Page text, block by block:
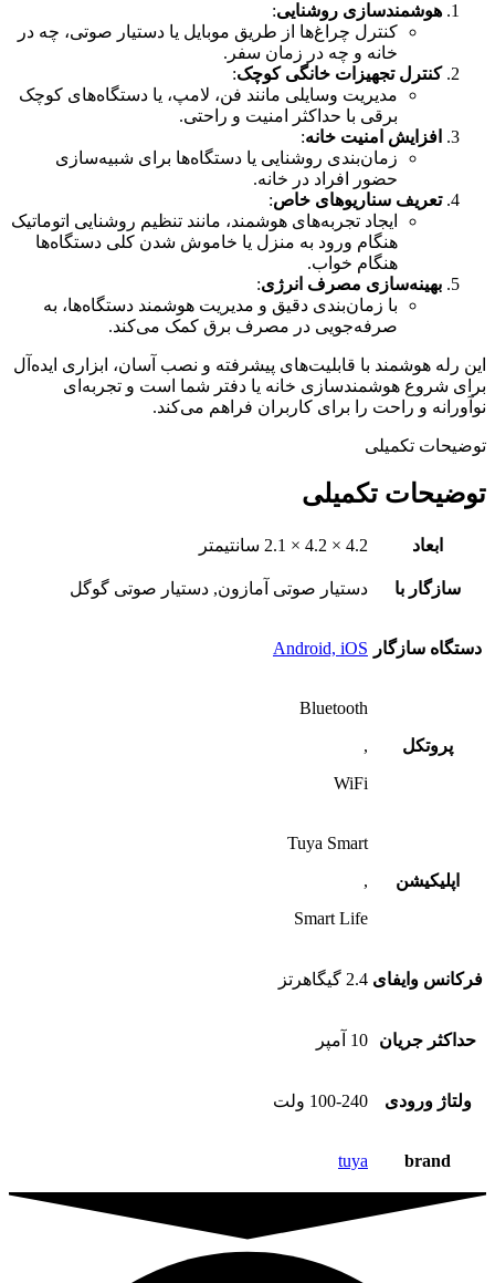
هوشمندسازی روشنایی:
کنترل چراغ‌ها از طریق موبایل یا دستیار صوتی، چه در
خانه و چه در زمان سفر.
کنترل تجهیزات خانگی کوچک:
مدیریت وسایلی مانند فن، لامپ، یا دستگاه‌های کوچک
برقی با حداکثر امنیت و راحتی.
افزایش امنیت خانه:
زمان‌بندی روشنایی یا دستگاه‌ها برای شبیه‌سازی
حضور افراد در خانه.
تعریف سناریوهای خاص:
ایجاد تجربه‌های هوشمند، مانند تنظیم روشنایی اتوماتیک
هنگام ورود به منزل یا خاموش شدن کلی دستگاه‌ها
هنگام خواب.
بهینه‌سازی مصرف انرژی:
با زمان‌بندی دقیق و مدیریت هوشمند دستگاه‌ها، به
صرفه‌جویی در مصرف برق کمک می‌کند.
این رله هوشمند با قابلیت‌های پیشرفته و نصب آسان، ابزاری ایده‌آل
برای شروع هوشمندسازی خانه یا دفتر شما است و تجربه‌ای
نوآورانه و راحت را برای کاربران فراهم می‌کند.
توضیحات تکمیلی
توضیحات تکمیلی
ابعاد 4.2 × 4.2 × 2.1 سانتیمتر
سازگار با دستیار صوتی آمازون, دستیار صوتی گوگل
دستگاه‌ سازگار Android, iOS
پروتکل
Bluetooth
,
WiFi
اپلیکیشن
Tuya Smart
,
Smart Life
فرکانس وایفای 2.4 گیگاهرتز
حداکثر جریان 10 آمپر
ولتاژ ورودی 100-240 ولت
brand
tuya